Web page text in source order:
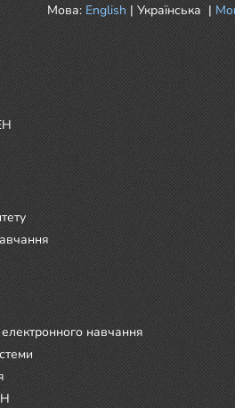
Мова: English | Українська |
навчання